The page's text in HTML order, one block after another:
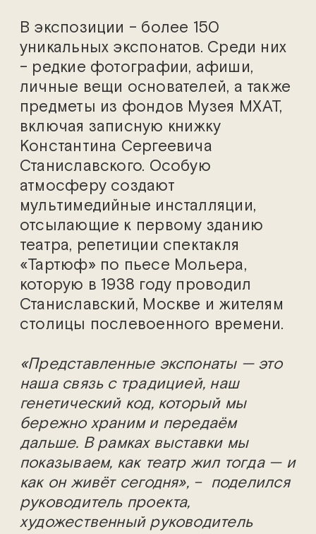
В экспозиции – более 150
уникальных экспонатов. Среди них
– редкие фотографии, афиши,
личные вещи основателей, а также
предметы из фондов Музея МХАТ,
включая записную книжку
Константина Сергеевича
Станиславского. Особую
атмосферу создают
мультимедийные инсталляции,
отсылающие к первому зданию
театра, репетиции спектакля
«Тартюф» по пьесе Мольера,
которую в 1938 году проводил
Станиславский, Москве и жителям
столицы послевоенного времени.
«Представленные экспонаты — это
наша связь с традицией, наш
генетический код, который мы
бережно храним и передаём
дальше. В рамках выставки мы
показываем, как театр жил тогда — и
как он живёт сегодня», – поделился
руководитель проекта,
художественный руководитель